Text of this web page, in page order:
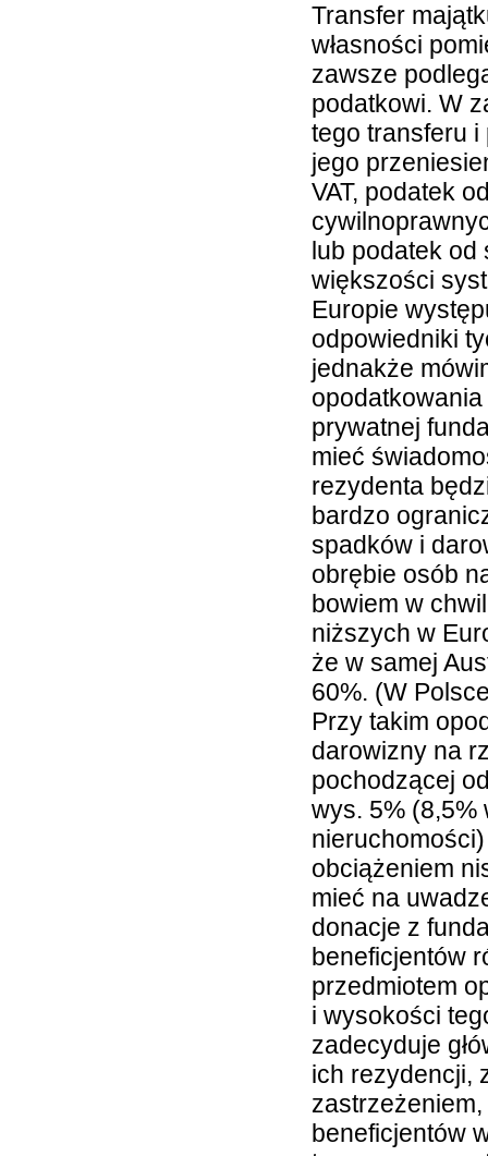
Transfer
własności
zawsze
podatkowi. W
tego transferu
jego
VAT, podatek
lub podatek od
większości
Europie
odpowiedniki
jednakże
prywatnej
mieć
rezydenta
bardzo
spadków i
obrębie osób
bowiem w
niższych w
że w samej
60%. (W
Przy takim
darowizny na
pochodzącej
wys. 5% (8,5%
obciążeniem
mieć na
donacje z
beneficjentów
przedmiotem
i wysokości
zadecyduje
ich rezydencji,
beneficjentów